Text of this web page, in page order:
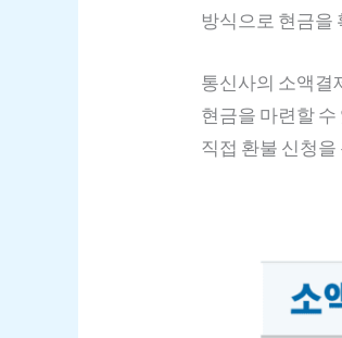
방식으로 현금을
통신사의 소액결
현금을 마련할
직접 환불 신청